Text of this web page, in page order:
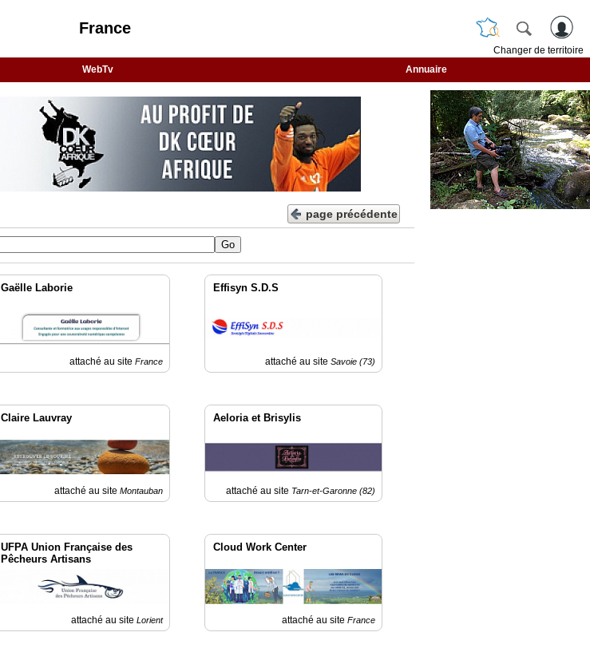
France
Changer de territoire
WebTv Annuaire
page précédente
Gaëlle Laborie
attaché au site France
Effisyn S.D.S
attaché au site Savoie (73)
Claire Lauvray
attaché au site Montauban
Aeloria et Brisylis
attaché au site Tarn-et-Garonne (82)
UFPA Union Française des
Pêcheurs Artisans
attaché au site Lorient
Cloud Work Center
attaché au site France